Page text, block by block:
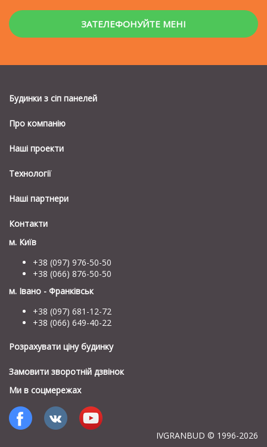
Будинки з сiп панелей
Про компанію
Наші проекти
Технології
Наші партнери
Контакти
м. Київ
+38 (097) 976-50-50
+38 (066) 876-50-50
м. Івано - Франківськ
+38 (097) 681-12-72
+38 (066) 649-40-22
Розрахувати ціну будинку
Замовити зворотній дзвінок
Ми в соцмережах
IVGRANBUD © 1996-2026